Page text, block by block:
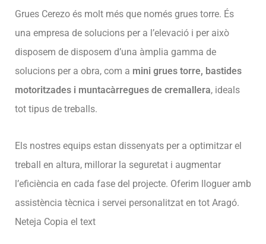
Grues Cerezo és molt més que només grues torre. És
una empresa de solucions per a l’elevació i per això
disposem de disposem d’una àmplia gamma de
solucions per a obra, com a mini grues torre, bastides
motoritzades i muntacàrregues de cremallera, ideals
tot tipus de treballs.
Els nostres equips estan dissenyats per a optimitzar el
treball en altura, millorar la seguretat i augmentar
l’eficiència en cada fase del projecte. Oferim lloguer amb
assistència tècnica i servei personalitzat en tot Aragó.
Neteja Copia el text